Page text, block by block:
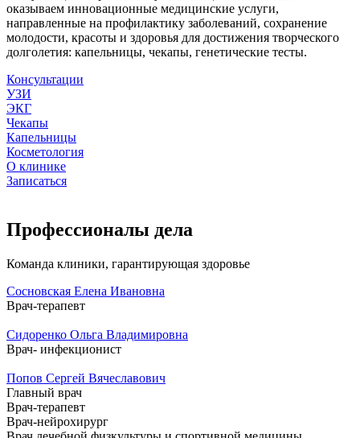
оказываем инновационные медицинские услуги,
направленные на профилактику заболеваний, сохранение
молодости, красоты и здоровья для достижения творческого
долголетия: капельницы, чекапы, генетические тесты.
Консультации
УЗИ
ЭКГ
Чекапы
Капельницы
Косметология
О клинике
Записаться
Профессионалы дела
Команда клиники, гарантирующая здоровье
Сосновская Елена Ивановна
Врач-терапевт
Сидоренко Ольга Владимировна
Врач- инфекционист
Попов Сергей Вячеславович
Главный врач
Врач-терапевт
Врач-нейрохирург